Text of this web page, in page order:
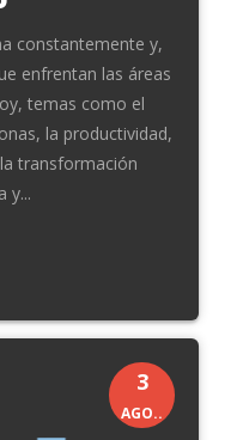
constantemente y,
enfrentan las áreas
temas como el
la productividad,
transformación
y...
3
AGO..